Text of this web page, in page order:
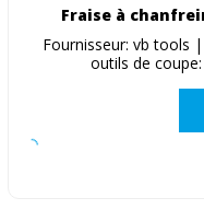
Fraise à
Fournisseur: vb tools
outils de